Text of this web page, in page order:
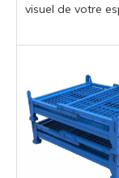
visuel de votre